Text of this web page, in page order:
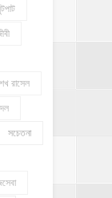
রাসেল
সচেতনা